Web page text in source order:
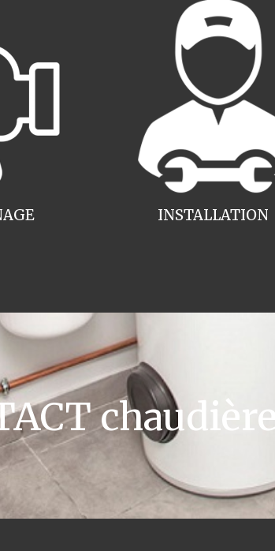
INSTALLATION